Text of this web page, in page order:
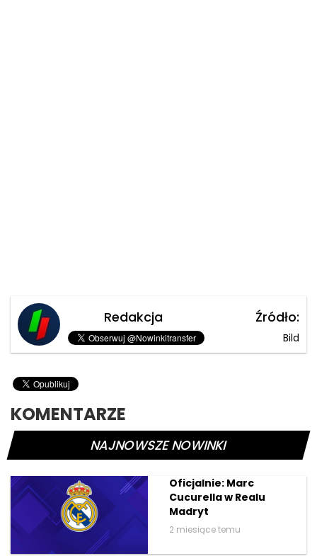
Redakcja Źródło:
Bild
KOMENTARZE
NAJNOWSZE NOWINKI
Oficjalnie: Marc
Cucurella w Realu
Madryt
2 miesiące temu